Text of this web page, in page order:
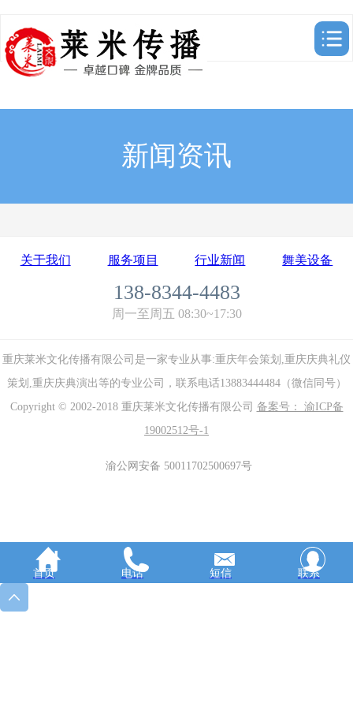
新闻资讯
关于我们 服务项目 行业新闻 舞美设备
138-8344-4483
周一至周五 08:30~17:30
重庆莱米文化传播有限公司是一家专业从事:重庆年会策划,重庆庆典礼仪
策划,重庆庆典演出等的专业公司，联系电话13883444484（微信同号）
Copyright © 2002-2018 重庆莱米文化传播有限公司 备案号： 渝ICP备
19002512号-1
渝公网安备 50011702500697号
首页 电话 短信 联系